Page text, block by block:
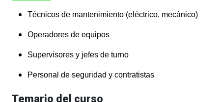
Técnicos de mantenimiento (eléctrico, mecánico)
Operadores de equipos
Supervisores y jefes de turno
Personal de seguridad y contratistas
Temario del curso